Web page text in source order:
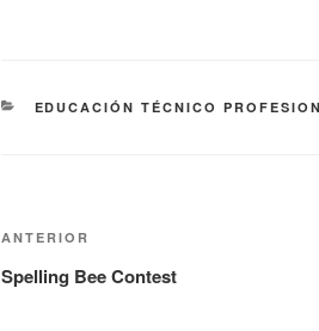
EDUCACIÓN TÉCNICO
ANTERIOR
Spelling Bee Contest